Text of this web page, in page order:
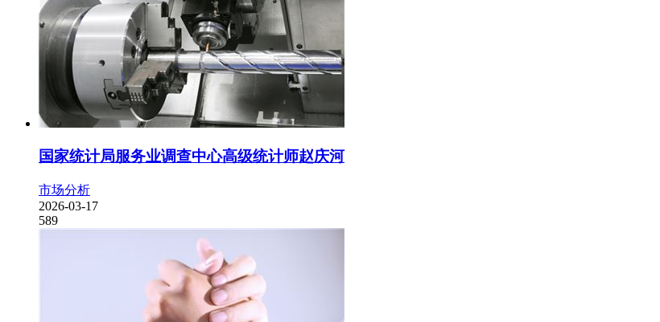
国家统计局服务业调查中心高级统计师赵庆河
市场分析
2026-03-17
589